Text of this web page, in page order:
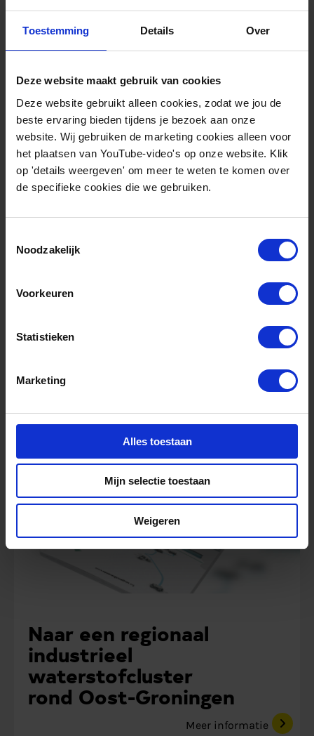
Toestemming Details Over
Deze website maakt gebruik van cookies
Deze website gebruikt alleen cookies, zodat we jou de
beste ervaring bieden tijdens je bezoek aan onze
website. Wij gebruiken de marketing cookies alleen voor
het plaatsen van YouTube-video's op onze website. Klik
op 'details weergeven' om meer te weten te komen over
de specifieke cookies die we gebruiken.
Noodzakelijk
Voorkeuren
Statistieken
Marketing
Alles toestaan
Mijn selectie toestaan
Weigeren
landen.
Gerelateerde artikelen
Noord-Nederland
Naar een regionaal
industrieel
waterstofcluster
rond Oost-Groningen
Meer informatie